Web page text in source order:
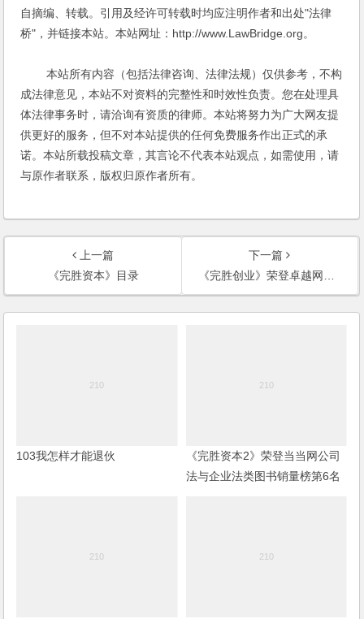
自摘编、转载。引用及经许可转载时均应注明作者和出处"法律
桥"，并链接本站。本站网址：http://www.LawBridge.org。
本站所有内容（包括法律咨询、法律法规）仅供参考，不构
成法律意见，本站不对资料的完整性和时效性负责。您在处理具
体法律事务时，请洽询有资质的律师。本站将努力为广大网友提
供更好的服务，但不对本站提供的任何免费服务作出正式的承
诺。本站所载投稿文章，其言论不代表本站观点，如需使用，请
与原作者联系，版权归原作者所有。
上一篇
《完胜资本》目录
下一篇
《完胜创业》荣登卓越网律师类图书销量榜第23位
103我怎样才能退伙
《完胜资本2》荣登当当网公司
法与企业法类图书销量榜第6名